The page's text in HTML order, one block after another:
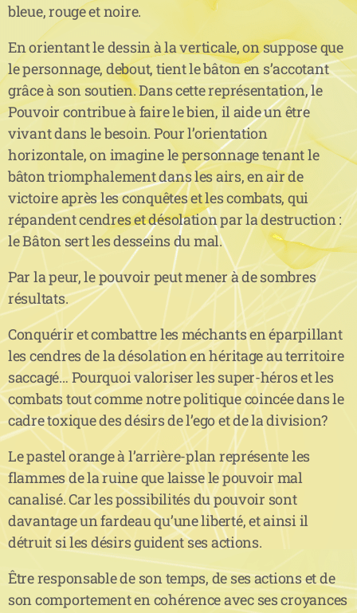
bleue, rouge et noire.
En orientant le dessin à la verticale, on suppose que
le personnage, debout, tient le bâton en s’accotant
grâce à son soutien. Dans cette représentation, le
Pouvoir contribue à faire le bien, il aide un être
vivant dans le besoin. Pour l’orientation
horizontale, on imagine le personnage tenant le
bâton triomphalement dans les airs, en air de
victoire après les conquêtes et les combats, qui
répandent cendres et désolation par la destruction :
le Bâton sert les desseins du mal.
Par la peur, le pouvoir peut mener à de sombres
résultats.
Conquérir et combattre les méchants en éparpillant
les cendres de la désolation en héritage au territoire
saccagé… Pourquoi valoriser les super-héros et les
combats tout comme notre politique coincée dans le
cadre toxique des désirs de l’ego et de la division?
Le pastel orange à l’arrière-plan représente les
flammes de la ruine que laisse le pouvoir mal
canalisé. Car les possibilités du pouvoir sont
davantage un fardeau qu’une liberté, et ainsi il
détruit si les désirs guident ses actions.
Être responsable de son temps, de ses actions et de
son comportement en cohérence avec ses croyances